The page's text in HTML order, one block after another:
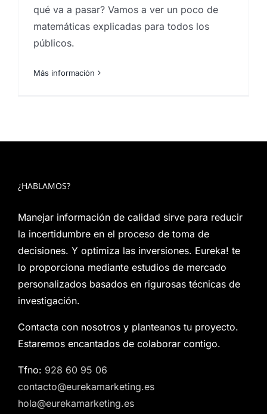
qué va a pasar? Vamos a ver un poco de
matemáticas explicadas para todos los
públicos.
Más información
¿HABLAMOS?
Manejar información de calidad sirve para reducir
la incertidumbre en el proceso de toma de
decisiones. Y optimiza las inversiones. Eureka! te
lo proporciona mediante estudios de mercado
personalizados basados en rigurosas técnicas de
investigación.
Contacta con nosotros y planteanos tu proyecto.
Estaremos encantados de colaborar contigo.
Tfno: 928 60 95 06
contacto@eurekamarketing.es
hola@eurekamarketing.es